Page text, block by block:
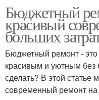
Бюджетный
красивый
больших
Бюджетный ремонт -
красивым и уютным без
сделать? В этой статье
современный ремонт